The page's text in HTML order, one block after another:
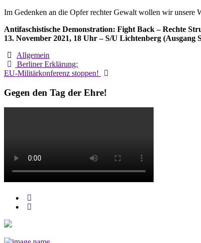
Im Gedenken an die Opfer rechter Gewalt wollen wir unsere
Antifaschistische Demonstration: Fight Back – Rechte
13. November 2021, 18 Uhr – S/U Lichtenberg (Ausgang
Allgemein
Post
navigation
Berliner Erklärung:
EU-Militärkonferenz stoppen!
Gegen den Tag der Ehre!